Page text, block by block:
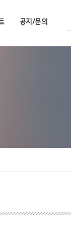
공지/문의